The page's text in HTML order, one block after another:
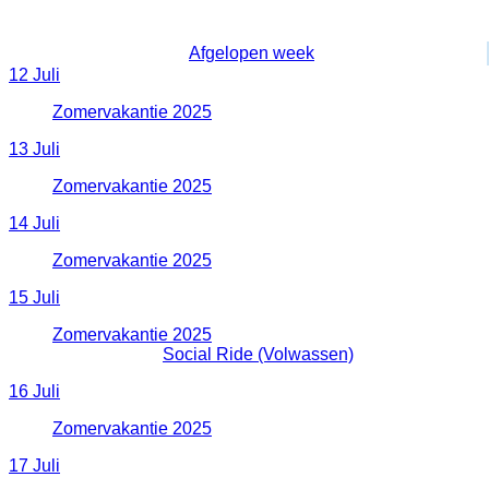
Afgelopen week
12 Juli
Zomervakantie 2025
13 Juli
Zomervakantie 2025
14 Juli
Zomervakantie 2025
15 Juli
Zomervakantie 2025
Social Ride (Volwassen)
16 Juli
Zomervakantie 2025
17 Juli